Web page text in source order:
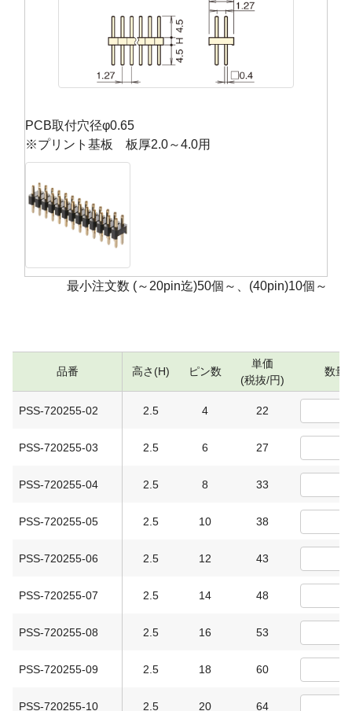
PCB取付穴径φ0.65
※プリント基板 板厚2.0～4.0用
最小注文数 (～20pin迄)50個～、(40pin)10個～
品番 高さ(H) ピン数
単価
(税抜/円)
数量
PSS-720255-02 2.5 4 22
PSS-720255-03 2.5 6 27
PSS-720255-04 2.5 8 33
PSS-720255-05 2.5 10 38
PSS-720255-06 2.5 12 43
PSS-720255-07 2.5 14 48
PSS-720255-08 2.5 16 53
PSS-720255-09 2.5 18 60
PSS-720255-10 2.5 20 64